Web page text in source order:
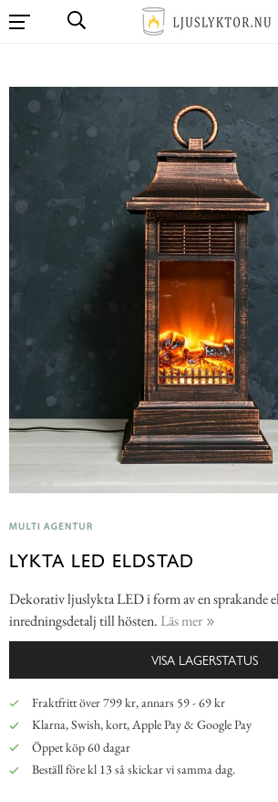
LYKTA LED ELDSTAD
Dekorativ ljuslykta LED i form av en sprakande
inredningsdetalj till hösten. Läs mer
VISA LAGERSTATUS
Fraktfritt över 799 kr, annars 59 - 69 kr
Klarna, Swish, kort, Apple Pay & Google Pay
Öppet köp 60 dagar
Beställ före kl 13 så skickar vi samma dag.